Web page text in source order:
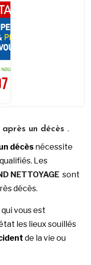
un décès .
décès nécessite
Les
NETTOYAGE sont
décès.
vous est
les lieux souillés
de la vie ou